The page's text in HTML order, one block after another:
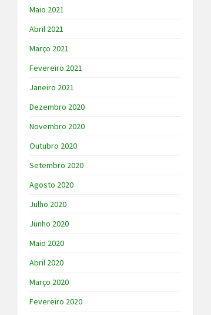
Maio 2021
Abril 2021
Março 2021
Fevereiro 2021
Janeiro 2021
Dezembro 2020
Novembro 2020
Outubro 2020
Setembro 2020
Agosto 2020
Julho 2020
Junho 2020
Maio 2020
Abril 2020
Março 2020
Fevereiro 2020